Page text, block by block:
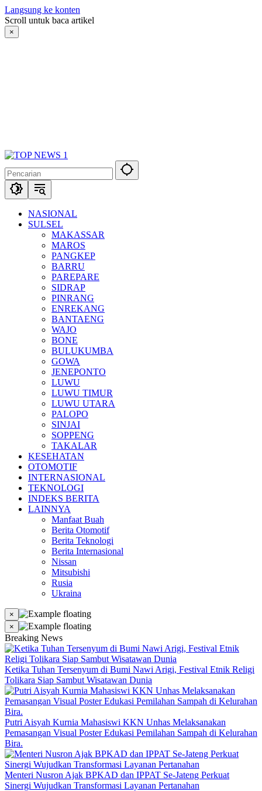
Langsung ke konten
Scroll untuk baca artikel
×
NASIONAL
SULSEL
MAKASSAR
MAROS
PANGKEP
BARRU
PAREPARE
SIDRAP
PINRANG
ENREKANG
BANTAENG
WAJO
BONE
BULUKUMBA
GOWA
JENEPONTO
LUWU
LUWU TIMUR
LUWU UTARA
PALOPO
SINJAI
SOPPENG
TAKALAR
KESEHATAN
OTOMOTIF
INTERNASIONAL
TEKNOLOGI
INDEKS BERITA
LAINNYA
Manfaat Buah
Berita Otomotif
Berita Teknologi
Berita Internasional
Nissan
Mitsubishi
Rusia
Ukraina
×
×
Breaking News
Ketika Tuhan Tersenyum di Bumi Nawi Arigi, Festival Etnik Religi
Tolikara Siap Sambut Wisatawan Dunia
Putri Aisyah Kurnia Mahasiswi KKN Unhas Melaksanakan
Pemasangan Visual Poster Edukasi Pemilahan Sampah di Kelurahan
Bira.
Menteri Nusron Ajak BPKAD dan IPPAT Se-Jateng Perkuat
Sinergi Wujudkan Transformasi Layanan Pertanahan